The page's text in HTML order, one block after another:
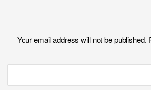
Your email address will not be published.